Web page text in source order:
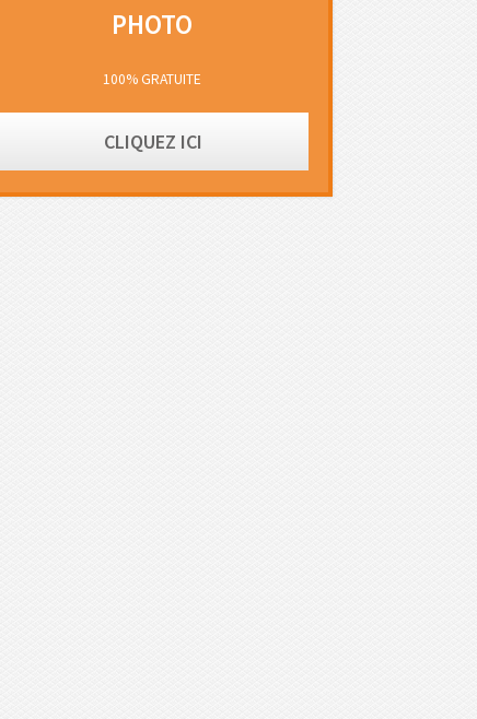
PHOTO
100% GRATUITE
CLIQUEZ ICI